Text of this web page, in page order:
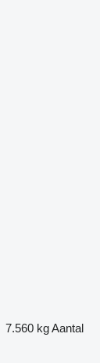
7.560 kgAantal